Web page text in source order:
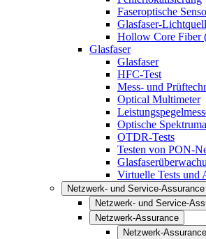
Faseroptische
Glasfaser-
Hollow Core Fiber
Glasfaser
Glasfaser
HFC-Test
Mess- und
Optical Multimeter
Optische
OTDR-Tests
Testen von PON-
Virtuelle Tests und
Netzwerk- und Service-Assurance
Netzwerk- und Service-
Netzwerk-Assurance
Netzwerk-Assurance